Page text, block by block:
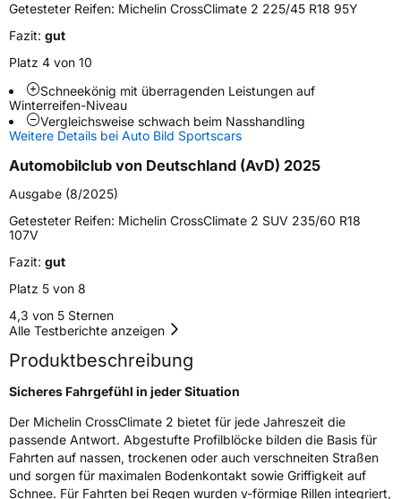
ModellnameCrossClimate 2 SUV
Fahrzeugart
Weitere Eigenschaften
SchlauchtypTL
ZustandNeureifen
M+SJa
Verstärkt
EU Label
EffizienzB
Rollgeräusch (Klasse)B
Rollgeräusch (dB)71
FahrzeugklasseC1
Getesteter Reifen: Michelin CrossClimate 2 225/45 R18 95Y
Fazit: gut
Platz 4 von 10
Schneekönig mit überragenden Leistungen auf
Winterreifen-Niveau
Vergleichsweise schwach beim Nasshandling
Weitere Details bei Auto Bild Sportscars
Automobilclub von Deutschland (AvD) 2025
Ausgabe (8/2025)
Getesteter Reifen: Michelin CrossClimate 2 SUV 235/60 R18
107V
Fazit: gut
Platz 5 von 8
4,3 von 5 Sternen
Alle Testberichte anzeigen
Produktbeschreibung
Sicheres Fahrgefühl in jeder Situation
Der Michelin CrossClimate 2 bietet für jede Jahreszeit die
passende Antwort. Abgestufte Profilblöcke bilden die Basis für
Fahrten auf nassen, trockenen oder auch verschneiten Straßen
und sorgen für maximalen Bodenkontakt sowie Griffigkeit auf
Schnee. Für Fahrten bei Regen wurden v-förmige Rillen integriert,